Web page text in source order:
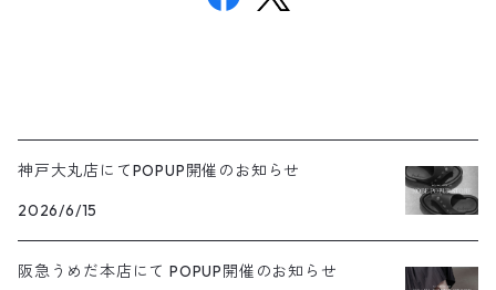
神戸大丸店にてPOPUP開催のお知らせ
2026/6/15
阪急うめだ本店にて POPUP開催のお知らせ